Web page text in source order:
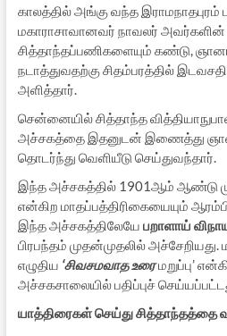
காலத்தில் அங்கு வந்த இராமநாதபுரம்
மகாராசாவானவர் நாவலர்
சித்தாந்தப்பணிகளையும் கண்டு,
நடாத்துவதற்கு சிதம்பரத்தில்
அளித்தார்.
சென்னையில் சித்தாந்த
அச்சகத்தை இதனுடன் இணைத்து
தொடர்ந்து வெளியீடு செய்துவந்தார்.
இந்த அச்சகத்தில் 1901ஆம் ஆண்டு
என்கிற மாதப்பத்திரிகையையும்
இந்த அச்சகத்திலேயே பறாளாய்
பிரபந்தம் முதன்முதலில்
எழுதிய ‘சிவசமவாத உரைமறுப்பு’
அச்சகசாலையில் பதிப்புச்
யாத்திரைகள் செய்து சித்தாந்தத்தை